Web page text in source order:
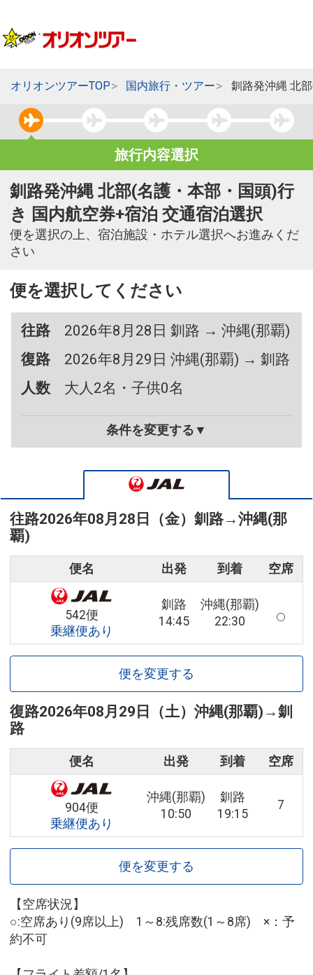
オリオンツアーTOP 国内旅行・ツアー 釧路発沖縄 北
旅行内容選択
釧路発沖縄 北部(名護・本部・国頭)行
き 国内航空券+宿泊 交通宿泊選択
便を選択の上、宿泊施設・ホテル選択へお進みくだ
さい
便を選択してください
往路
2026年8月28日 釧路 → 沖縄(那覇)
復路
2026年8月29日 沖縄(那覇) → 釧路
人数
大人2名・子供0名
条件を変更する▼
往路2026年08月28日（金） 釧路→沖縄(那
覇)
便名 出発 到着 空席
542便
乗継便あり
釧路
14:45
沖縄(那覇)
22:30
便を変更する
復路2026年08月29日（土） 沖縄(那覇) →釧
路
便名 出発 到着 空席
904便
乗継便あり
沖縄(那覇)
10:50
釧路
19:15
7
便を変更する
【空席状況】
○:空席あり(9席以上) 1～8:残席数(1～8席) ×：予
約不可